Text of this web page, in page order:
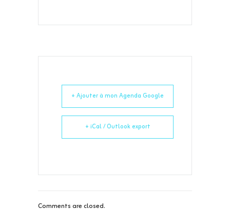
+ Ajouter à mon Agenda Google
+ iCal / Outlook export
Comments are closed.